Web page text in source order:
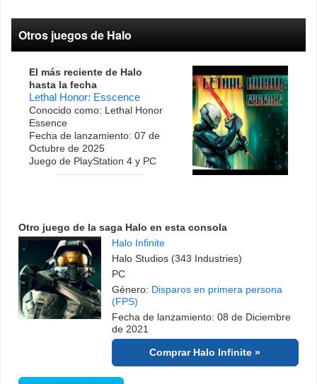
Otros juegos de Halo
El más reciente de Halo
hasta la fecha
Lethal Honor: Esscence
Conocido como: Lethal Honor
Essence
Fecha de lanzamiento: 07 de
Octubre de 2025
Juego de PlayStation 4 y PC
Otro juego de la saga Halo en esta consola
Halo Infinite
Halo Studios (343 Industries)
PC
Género: Disparos en primera persona
(FPS)
Fecha de lanzamiento: 08 de Diciembre
de 2021
Comprar Halo Infinite